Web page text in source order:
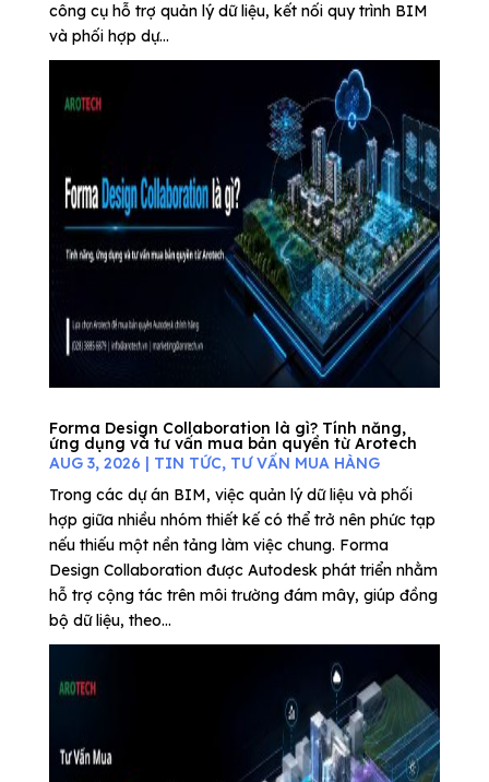
công cụ hỗ trợ quản lý dữ liệu, kết nối quy trình BIM
và phối hợp dự...
Forma Design Collaboration là gì? Tính năng,
ứng dụng và tư vấn mua bản quyền từ Arotech
AUG 3, 2026 | TIN TỨC, TƯ VẤN MUA HÀNG
Trong các dự án BIM, việc quản lý dữ liệu và phối
hợp giữa nhiều nhóm thiết kế có thể trở nên phức tạp
nếu thiếu một nền tảng làm việc chung. Forma
Design Collaboration được Autodesk phát triển nhằm
hỗ trợ cộng tác trên môi trường đám mây, giúp đồng
bộ dữ liệu, theo...